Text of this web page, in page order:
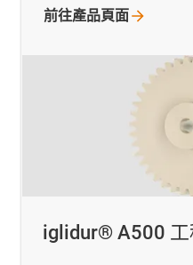
iglidur® A500 工
前往產品頁面